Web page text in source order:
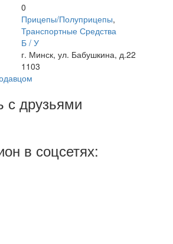
0
Прицепы/Полуприцепы,
Транспортные Средства
Б / У
г. Минск, ул. Бабушкина, д.22
1103
с друзьями
в соцсетях: